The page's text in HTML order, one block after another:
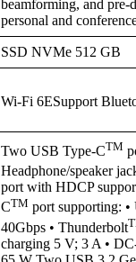
beamforming, and pre-
personal and
SSD NVMe 512 GB
Wi-Fi 6ESupport
Two USB Type-CTM
Headphone/speaker
port with HDCP
CTM port supporting: •
40Gbps • Thunderbolt
charging 5 V; 3 A •